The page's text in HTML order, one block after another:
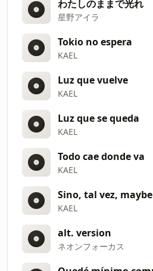
わたしのままで光れ
星野アイラ
Tokio no espera
KAEL
Luz que vuelve
KAEL
Luz que se queda
KAEL
Todo cae donde va
KAEL
Sino, tal vez, maybe
KAEL
alt. version
ネオンフォーカス